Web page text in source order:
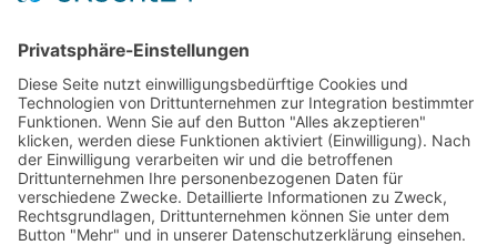
AGB
Cookie-Einstellungen
Datenschutz
Impressum